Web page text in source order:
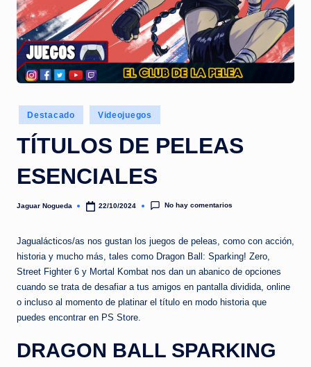
o
g
u
a
Publicado
en
Destacado Videojuegos
TÍTULOS DE PELEAS
ESENCIALES
Publicado
Jaguar Nogueda 22/10/2024 No hay comentarios
Jagualácticos/as nos gustan los juegos de peleas, como con acción,
historia y mucho más, tales como Dragon Ball: Sparking! Zero,
Street Fighter 6 y Mortal Kombat nos dan un abanico de opciones
cuando se trata de desafiar a tus amigos en pantalla dividida, online
o incluso al momento de platinar el título en modo historia que
puedes encontrar en PS Store.
DRAGON BALL SPARKING